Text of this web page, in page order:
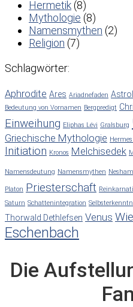
Hermetik (8)
Mythologie (8)
Namensmythen (2)
Religion (7)
Schlagwörter:
Aphrodite Ares Ariadnefaden
Bedeutung von Vornamen Bergpredigt
Einweihung Eliphas Lévi Gralsburg
Griechische Mythologie
Initiation Kronos Melchisedek
Namensdeutung Namensmythen
Platon Priesterschaft
Saturn Schattenintegration
Thorwald Dethlefsen Venus
Eschenbach
Die